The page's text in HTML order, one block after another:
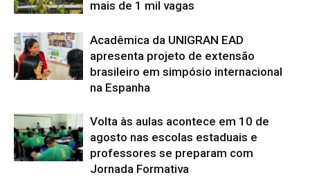
mais de 1 mil vagas
Acadêmica da UNIGRAN EAD
apresenta projeto de extensão
brasileiro em simpósio internacional
na Espanha
Volta às aulas acontece em 10 de
agosto nas escolas estaduais e
professores se preparam com
Jornada Formativa